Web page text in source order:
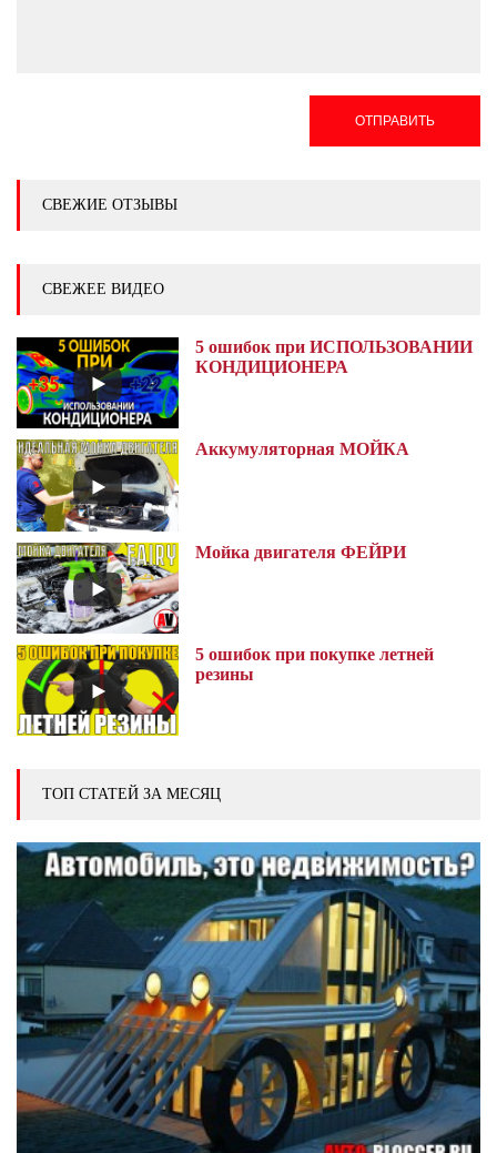
ОТПРАВИТЬ
СВЕЖИЕ ОТЗЫВЫ
СВЕЖЕЕ ВИДЕО
5 ошибок при ИСПОЛЬЗОВАНИИ
КОНДИЦИОНЕРА
Аккумуляторная МОЙКА
Мойка двигателя ФЕЙРИ
5 ошибок при покупке летней
резины
ТОП СТАТЕЙ ЗА МЕСЯЦ